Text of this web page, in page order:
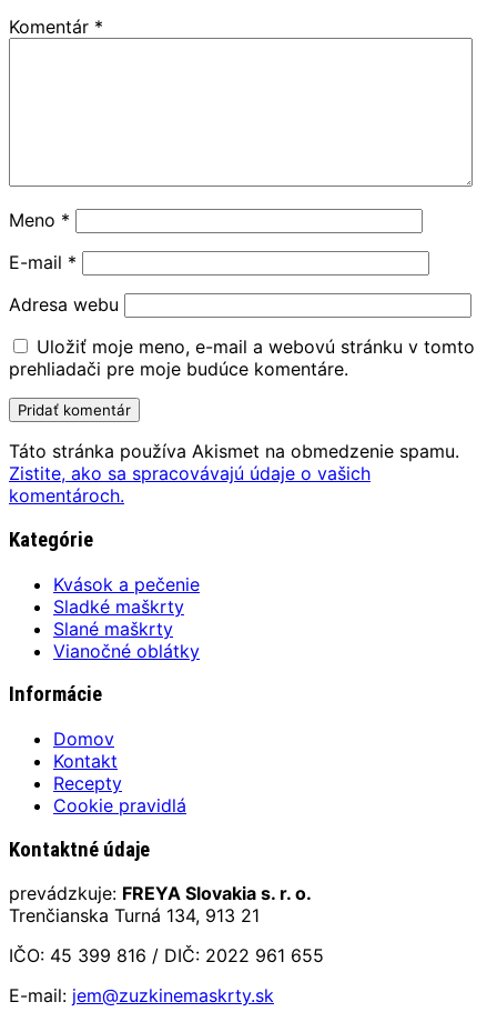
Komentár *
Meno *
E-mail *
Adresa webu
Uložiť moje meno, e-mail a webovú stránku v tomto
prehliadači pre moje budúce komentáre.
Táto stránka používa Akismet na obmedzenie spamu.
Zistite, ako sa spracovávajú údaje o vašich
komentároch.
Kategórie
Kvások a pečenie
Sladké maškrty
Slané maškrty
Vianočné oblátky
Informácie
Domov
Kontakt
Recepty
Cookie pravidlá
Kontaktné údaje
prevádzkuje: FREYA Slovakia s. r. o.
Trenčianska Turná 134, 913 21
IČO: 45 399 816 / DIČ: 2022 961 655
E-mail: jem@zuzkinemaskrty.sk